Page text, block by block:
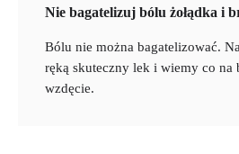
Nie bagatelizuj bólu żołądka i
Bólu nie można bagatelizować.
ręką skuteczny lek i wiemy co na
wzdęcie.